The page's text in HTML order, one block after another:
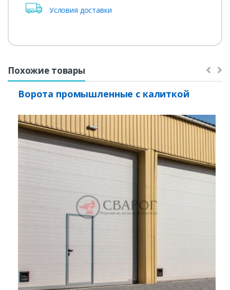
Условия доставки
Похожие товары
Ворота промышленные с калиткой